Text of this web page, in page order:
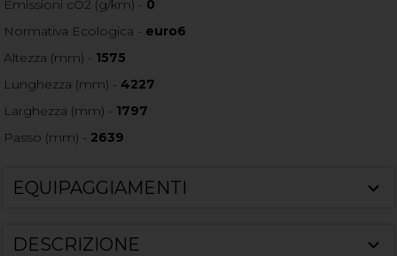
Emissioni cO2 (g/km) - 0
Normativa Ecologica - euro6
Altezza (mm) - 1575
Lunghezza (mm) -4227
Larghezza (mm) - 1797
Passo (mm) - 2639
EQUIPAGGIAMENTI
DESCRIZIONE